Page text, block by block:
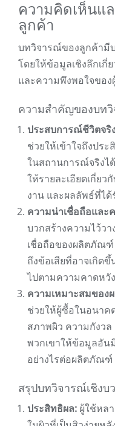
ความคิดเห็นแ
ลูกค้า
บทวิจารณ์ของลูกค้ามี
โดยให้ข้อมูลเชิงลึกเกี่
และความพึงพอใจของ
ความสำคัญของบท
ประสบการณ์ชีวิตจริ
ช่วยให้เข้าใจถึงปร
ในสถานการณ์จริงไ
ให้รายละเอียดเกี่ย
งาน และผลลัพธ์ที่ได้
ความน่าเชื่อถือและ
บวกสร้างความไว้ว
เชื่อถือของผลิตภัณฑ์
ถึงข้อเสียที่อาจเกิด
ไปตามความคาดหวัง
ความเหมาะสมขอ
ช่วยให้ผู้ซื้อในอนาค
สภาพผิว ความกังว
พวกเขาให้ข้อมูลอัน
อย่างไรต่อผลิตภัณฑ์
สรุปบทวิจารณ์เชิงบ
ประสิทธิผล: ผู้ใช้หล